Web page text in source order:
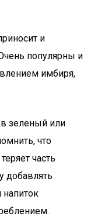
и
популярны и
имбиря,
зеленый или
что
часть
добавлять